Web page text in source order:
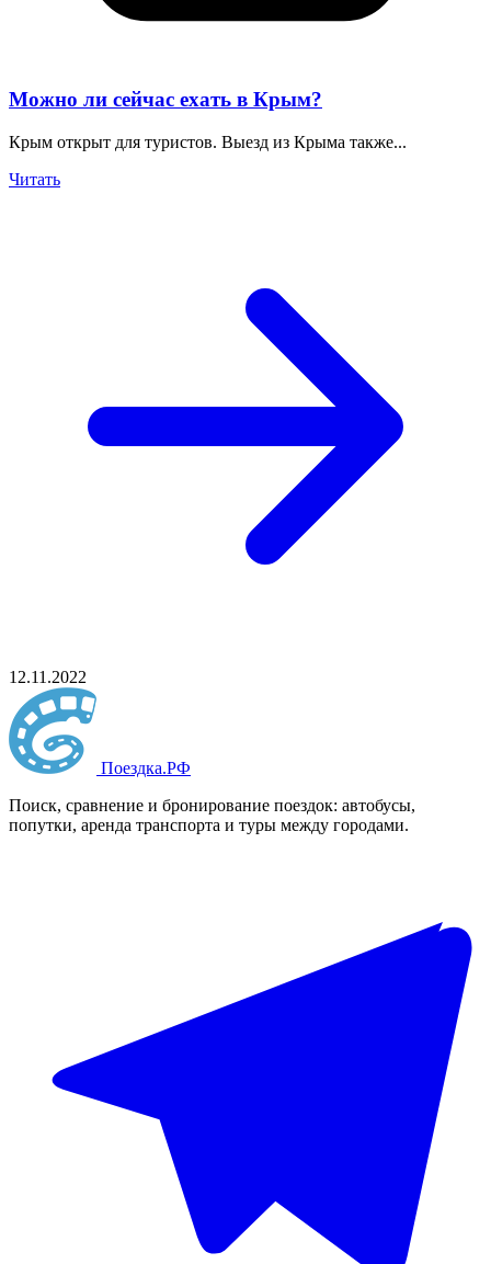
Можно ли сейчас ехать в Крым?
Крым открыт для туристов. Выезд из Крыма также...
Читать
12.11.2022
Поездка.РФ
Поиск, сравнение и бронирование поездок: автобусы,
попутки, аренда транспорта и туры между городами.